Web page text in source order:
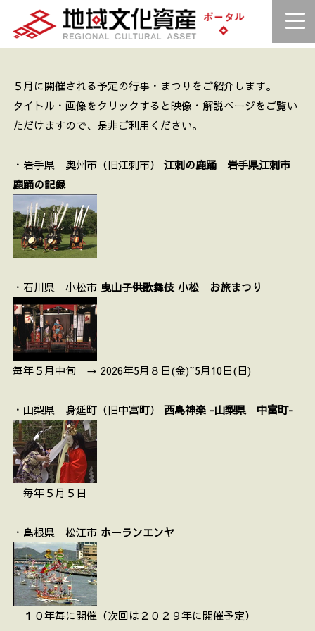
５月に開催される予定の行事・まつりをご紹介します。
タイトル・画像をクリックすると映像・解説ページをご覧い
ただけますので、是非ご利用ください。
・岩手県 奥州市（旧江刺市） 江刺の鹿踊 岩手県江刺市
鹿踊の記録
・石川県 小松市 曳山子供歌舞伎 小松 お旅まつり
毎年５月中旬 → 2026年5月８日(金)~5月10日(日)
・山梨県 身延町（旧中富町） 西島神楽 -山梨県 中富町-
毎年５月５日
・島根県 松江市 ホーランエンヤ
１０年毎に開催（次回は２０２９年に開催予定）